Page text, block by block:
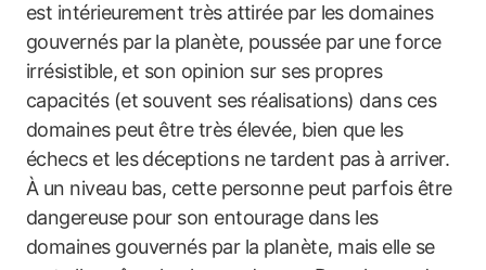
est intérieurement très attirée par les domaines
gouvernés par la planète, poussée par une force
irrésistible, et son opinion sur ses propres
capacités (et souvent ses réalisations) dans ces
domaines peut être très élevée, bien que les
échecs et les déceptions ne tardent pas à arriver.
À un niveau bas, cette personne peut parfois être
dangereuse pour son entourage dans les
domaines gouvernés par la planète, mais elle se